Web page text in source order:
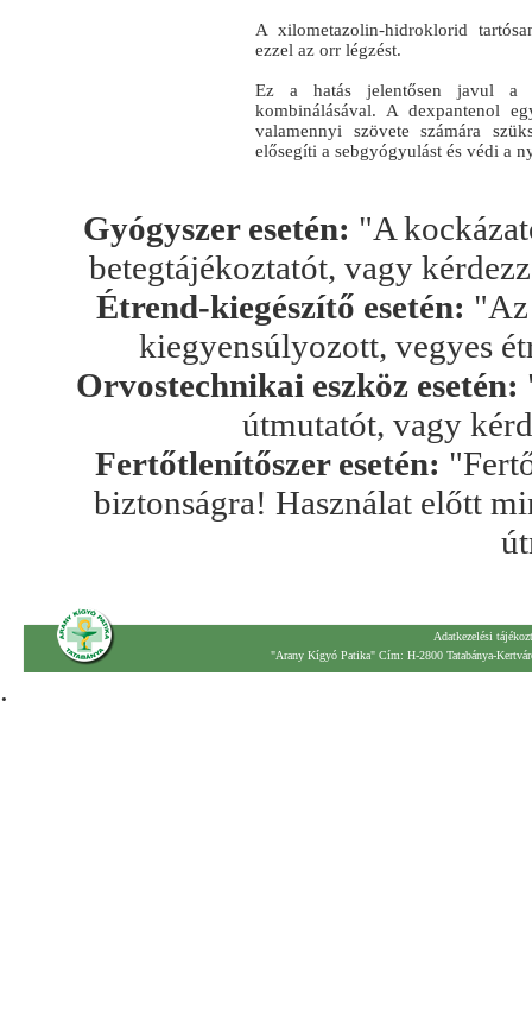
A xilometazolin-hidroklorid
ezzel az orr légzést.
Ez a hatás jelentősen javul a
kombinálásával. A dexpantenol
valamennyi szövete számára
elősegíti a sebgyógyulást és védi a
Gyógyszer esetén: "A
betegtájékoztatót, vagy
Étrend-kiegészítő esetén: "Az
kiegyensúlyozott, vegyes
Orvostechnikai eszköz esetén:
útmutatót, vagy
Fertőtlenítőszer esetén:
biztonságra! Használat előtt
Adatkezelési
"Arany Kígyó Patika" Cím: H-2800 Tatabánya-
.